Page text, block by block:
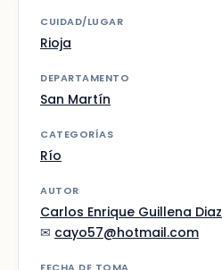
CUIDAD/LUGAR
Rioja
DEPARTAMENTO
San Martín
CATEGORÍAS
Río
AUTOR
Carlos Enrique Guillena Diaz
✉ cayo57@hotmail.com
FECHA DE TOMA